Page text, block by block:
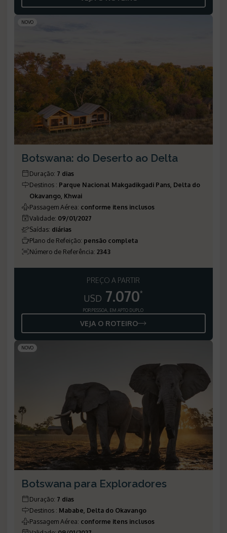
NOVO
Botswana: do Deserto ao Delta
Duração: 7 dias
Destinos : Parque Nacional Makgadikgadi Pans, Delta do
Okavango, Khwai
Passagem Aérea: conforme itens inclusos
Validade: 09/01/2027
Saídas: diárias
Plano de Refeição: pensão completa
Número de Referência: 2343
PREÇO A PARTIR
USD 7.070*
POR PESSOA, EM APTO DUPLO
VEJA O ROTEIRO
NOVO
Botswana para Exploradores
Duração: 7 dias
Destinos : Mababe, Delta do Okavango
Passagem Aérea: conforme itens inclusos